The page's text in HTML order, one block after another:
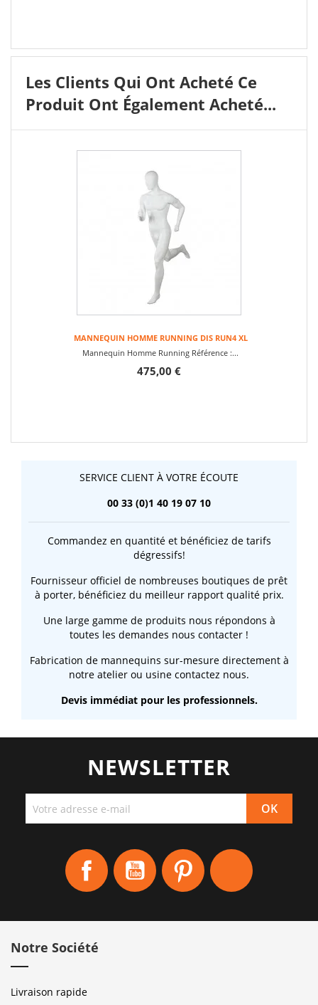
Les Clients Qui Ont Acheté Ce
Produit Ont Également Acheté...
MANNEQUIN HOMME RUNNING DIS RUN4 XL
Mannequin Homme Running Référence :...
475,00 €
SERVICE CLIENT À VOTRE ÉCOUTE
00 33 (0)1 40 19 07 10
Commandez en quantité et bénéficiez de tarifs
dégressifs!
Fournisseur officiel de nombreuses boutiques de prêt
à porter, bénéficiez du meilleur rapport qualité prix.
Une large gamme de produits nous répondons à
toutes les demandes nous contacter !
Fabrication de mannequins sur-mesure directement à
notre atelier ou usine contactez nous.
Devis immédiat pour les professionnels.
NEWSLETTER
Facebook YouTube Pinterest
Notre Société
Livraison rapide